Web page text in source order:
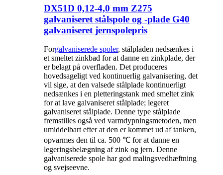
DX51D 0,12-4,0 mm Z275
galvaniseret stålspole og -plade G40
galvaniseret jernspolepris
Forgalvaniserede spoler, stålpladen nedsænkes i
et smeltet zinkbad for at danne en zinkplade, der
er belagt på overfladen. Det produceres
hovedsageligt ved kontinuerlig galvanisering, det
vil sige, at den valsede stålplade kontinuerligt
nedsænkes i en pletteringstank med smeltet zink
for at lave galvaniseret stålplade; legeret
galvaniseret stålplade. Denne type stålplade
fremstilles også ved varmdypningsmetoden, men
umiddelbart efter at den er kommet ud af tanken,
opvarmes den til ca. 500 ℃ for at danne en
legeringsbelægning af zink og jern. Denne
galvaniserede spole har god malingsvedhæftning
og svejseevne.